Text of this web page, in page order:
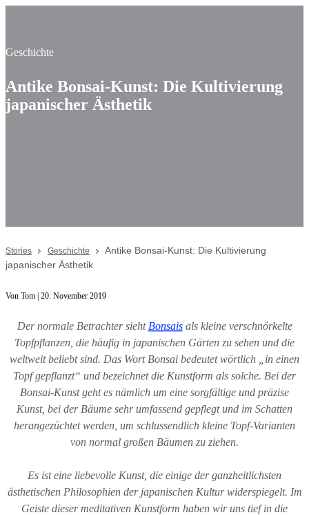
Geschichte
Antike Bonsai-Kunst: Die Kultivierung
japanischer Ästhetik
Stories Geschichte
Antike Bonsai-Kunst: Die Kultivierung
japanischer Ästhetik
Von Tom | 20. November 2019
Der normale Betrachter sieht Bonsaisals kleine verschnörkelte
Topfpflanzen, die häufig in japanischen Gärten zu sehen und die
weltweit beliebt sind. Das Wort Bonsai bedeutet wörtlich „in einen
Topf gepflanzt“ und bezeichnet die Kunstform als solche. Bei der
Bonsai-Kunst geht es nämlich um eine sorgfältige und präzise
Kunst, bei der Bäume sehr umfassend gepflegt und im Schatten
herangezüchtet werden, um schlussendlich kleine Topf-Varianten
von normal großen Bäumen zu ziehen.
Es ist eine liebevolle Kunst, die einige der ganzheitlichsten
ästhetischen Philosophien der japanischen Kultur widerspiegelt. Im
Geiste dieser meditativen Kunstform haben wir uns tief in die